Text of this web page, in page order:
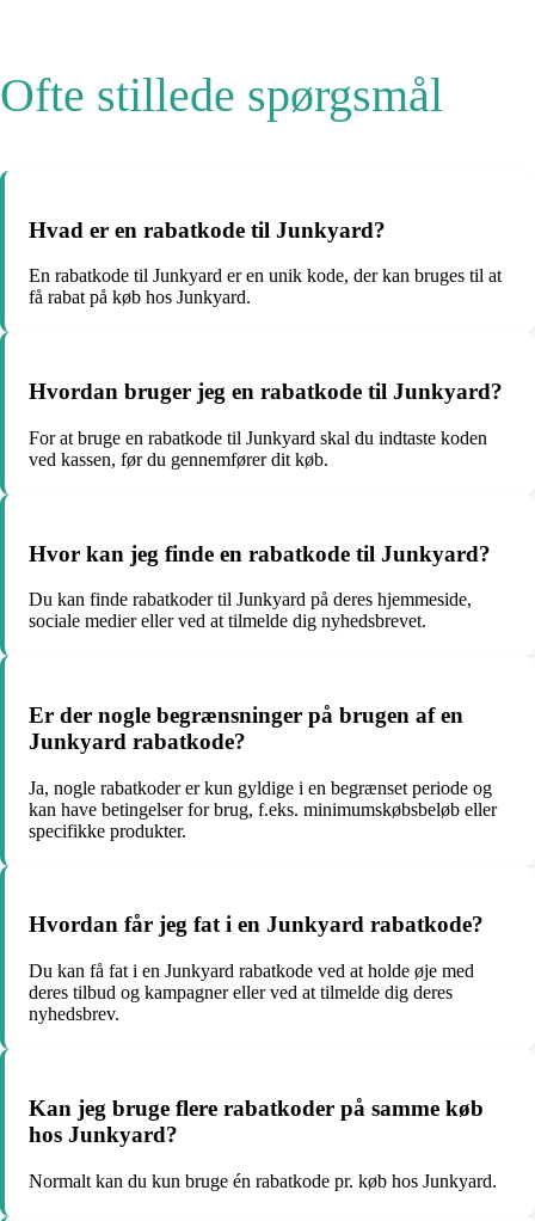
Ofte stillede spørgsmål
Hvad er en rabatkode til Junkyard?
En rabatkode til Junkyard er en unik kode, der kan bruges til at
få rabat på køb hos Junkyard.
Hvordan bruger jeg en rabatkode til Junkyard?
For at bruge en rabatkode til Junkyard skal du indtaste koden
ved kassen, før du gennemfører dit køb.
Hvor kan jeg finde en rabatkode til Junkyard?
Du kan finde rabatkoder til Junkyard på deres hjemmeside,
sociale medier eller ved at tilmelde dig nyhedsbrevet.
Er der nogle begrænsninger på brugen af en
Junkyard rabatkode?
Ja, nogle rabatkoder er kun gyldige i en begrænset periode og
kan have betingelser for brug, f.eks. minimumskøbsbeløb eller
specifikke produkter.
Hvordan får jeg fat i en Junkyard rabatkode?
Du kan få fat i en Junkyard rabatkode ved at holde øje med
deres tilbud og kampagner eller ved at tilmelde dig deres
nyhedsbrev.
Kan jeg bruge flere rabatkoder på samme køb
hos Junkyard?
Normalt kan du kun bruge én rabatkode pr. køb hos Junkyard.